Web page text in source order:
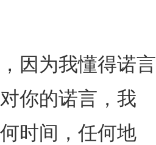
因为我懂得诺言
你的诺言，我
时间，任何地